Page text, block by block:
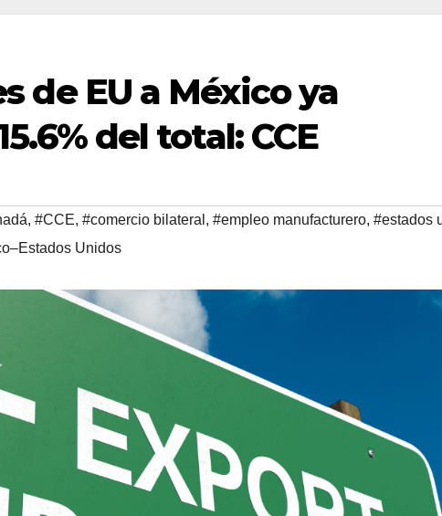
de EU a México ya
del total: CCE
, #CCE, #comercio bilateral , #empleo manufacturero, #estados
Unidos